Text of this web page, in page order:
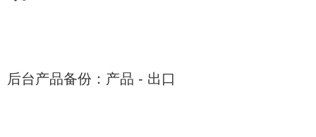
后台产品备份：产品 - 出口